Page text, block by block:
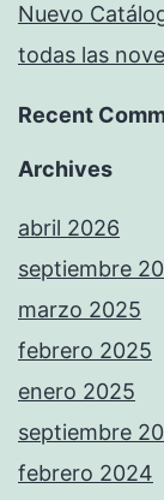
Nuevo
todas las
Recent
Archives
abril 2026
septiembre
marzo 2025
febrero 2025
enero 2025
septiembre
febrero 2024